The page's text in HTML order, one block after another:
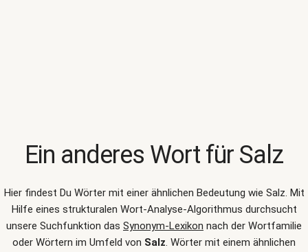
Ein anderes Wort für Salz
Hier findest Du Wörter mit einer ähnlichen Bedeutung wie Salz. Mit
Hilfe eines strukturalen Wort-Analyse-Algorithmus durchsucht
unsere Suchfunktion das Synonym-Lexikon nach der Wortfamilie
oder Wörtern im Umfeld von Salz. Wörter mit einem ähnlichen